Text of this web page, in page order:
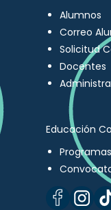
Alumnos
Correo
Solicitud
Docentes
Educación